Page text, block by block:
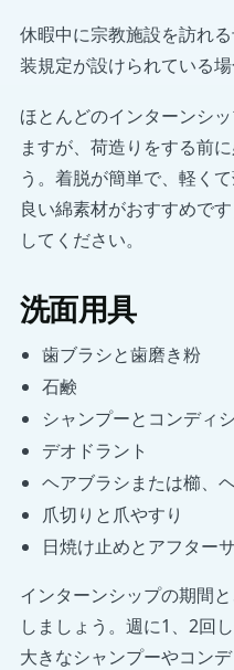
休暇中に宗教施設を訪れ
装規定が設けられている場
ほとんどのインターンシ
ますが、荷造りをする前
う。着脱が簡単で、軽く
良い綿素材がおすすめで
してください。
洗面用具
歯ブラシと歯磨き粉
石鹸
シャンプーとコンディ
デオドラント
ヘアブラシまたは櫛、
爪切りと爪やすり
日焼け止めとアフター
インターンシップの期間
しましょう。週に1、2回
大きなシャンプーやコン